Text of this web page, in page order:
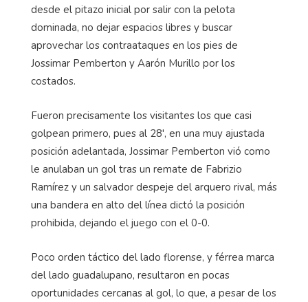
desde el pitazo inicial por salir con la pelota
dominada, no dejar espacios libres y buscar
aprovechar los contraataques en los pies de
Jossimar Pemberton y Aarón Murillo por los
costados.
Fueron precisamente los visitantes los que casi
golpean primero, pues al 28', en una muy ajustada
posición adelantada, Jossimar Pemberton vió como
le anulaban un gol tras un remate de Fabrizio
Ramírez y un salvador despeje del arquero rival, más
una bandera en alto del línea dictó la posición
prohibida, dejando el juego con el 0-0.
Poco orden táctico del lado florense, y férrea marca
del lado guadalupano, resultaron en pocas
oportunidades cercanas al gol, lo que, a pesar de los